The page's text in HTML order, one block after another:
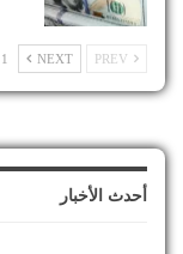
NEXT
1 od 2 |
أحدث الأخبار